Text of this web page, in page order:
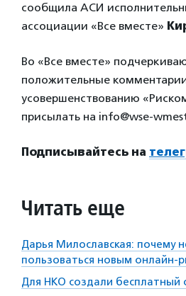
сообщила АСИ
ассоциации «Все вместе»
Во «Все вместе»
положительные
усовершенствованию
присылать на info@wse-
Подписывайтесь на
Читать еще
Дарья Милославская: почему
пользоваться новым онлайн-
Для НКО создали бесплатный